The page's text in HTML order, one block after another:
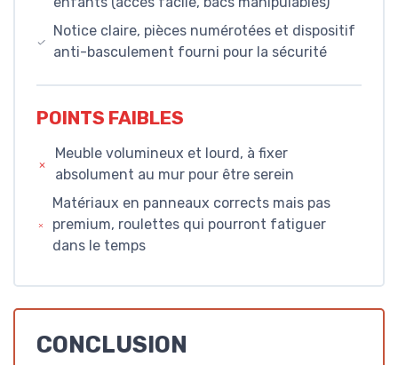
Notice claire, pièces numérotées et dispositif
anti-basculement fourni pour la sécurité
POINTS FAIBLES
Meuble volumineux et lourd, à fixer
absolument au mur pour être serein
Matériaux en panneaux corrects mais pas
premium, roulettes qui pourront fatiguer
dans le temps
CONCLUSION